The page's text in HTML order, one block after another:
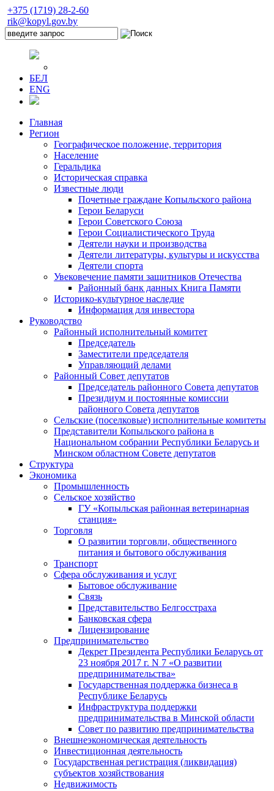
+375 (1719) 28-2-60
rik@kopyl.gov.by
БЕЛ
ENG
Главная
Регион
Географическое положение, территория
Население
Геральдика
Историческая справка
Известные люди
Почетные граждане Копыльского района
Герои Беларуси
Герои Советского Союза
Герои Социалистического Труда
Деятели науки и производства
Деятели литературы, культуры и искусства
Деятели спорта
Увековечение памяти защитников Отечества
Районный банк данных Книга Памяти
Историко-культурное наследие
Информация для инвестора
Руководство
Районный исполнительный комитет
Председатель
Заместители председателя
Управляющий делами
Районный Совет депутатов
Председатель районного Совета депутатов
Президиум и постоянные комиссии
районного Совета депутатов
Сельские (поселковые) исполнительные комитеты
Представители Копыльского района в
Национальном собрании Республики Беларусь и
Минском областном Совете депутатов
Структура
Экономика
Промышленность
Сельское хозяйство
ГУ «Копыльская районная ветеринарная
станция»
Торговля
О развитии торговли, общественного
питания и бытового обслуживания
Транспорт
Сфера обслуживания и услуг
Бытовое обслуживание
Связь
Представительство Белгосстраха
Банковская сфера
Лицензирование
Предпринимательство
Декрет Президента Республики Беларусь от
23 ноября 2017 г. N 7 «О развитии
предпринимательства»
Государственная поддержка бизнеса в
Республике Беларусь
Инфраструктура поддержки
предпринимательства в Минской области
Совет по развитию предпринимательства
Внешнеэкономическая деятельность
Инвестиционная деятельность
Государственная регистрация (ликвидация)
субъектов хозяйствования
Недвижимость